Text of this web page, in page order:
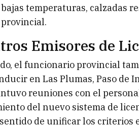
temperaturas, calzadas
Emisores de
el funcionario provincial
en Las Plumas, Paso de
reuniones con el
del nuevo sistema de
de unificar los criterios